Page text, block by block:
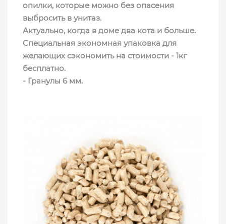
опилки, которые можно без опасения
выбросить в унитаз.
Актуально, когда в доме два кота и больше.
Специальная экономная упаковка для
желающих сэкономить на стоимости - 1кг
бесплатно.
- Гранулы 6 мм.